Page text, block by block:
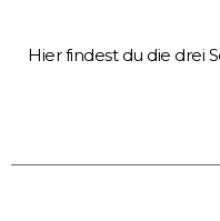
Hier findest du die drei